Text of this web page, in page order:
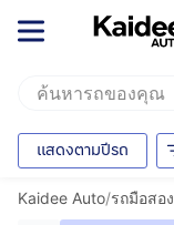
แสดงตามปีรถ
Kaidee Auto/รถมือสอง